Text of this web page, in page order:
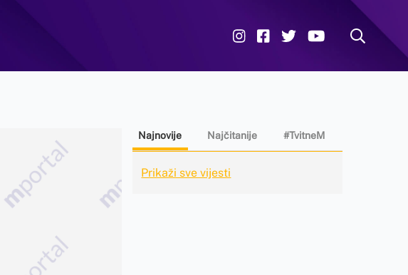
Najnovije Najčitanije #TvitneM
Prikaži sve vijesti